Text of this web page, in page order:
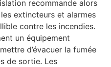
recommande alors
extincteurs et alarmes
contre les incendies.
un équipement
d’évacuer la fumée
de sortie. Les